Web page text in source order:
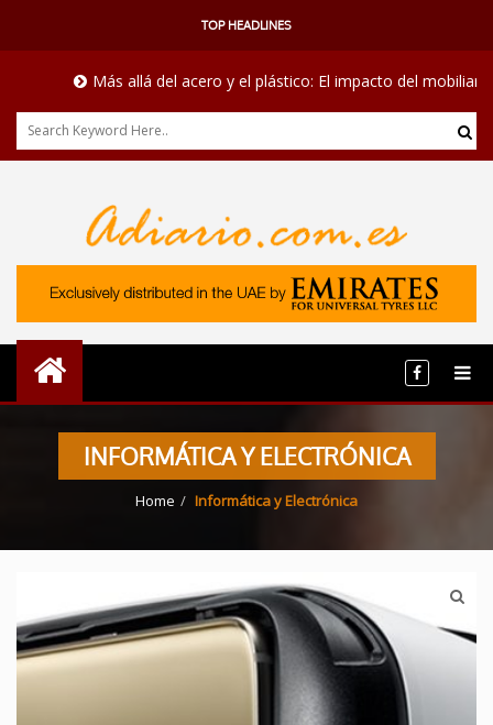
TOP HEADLINES
Más allá del acero y el plástico: El impacto del mobiliario
INFORMÁTICA Y ELECTRÓNICA
Home Informática y Electrónica